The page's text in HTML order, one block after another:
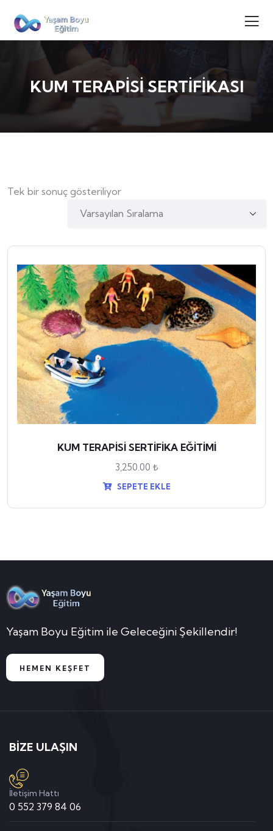
KUM TERAPİSİ SERTİFİKASI
Tek bir sonuç gösteriliyor
KUM TERAPİSİ SERTİFİKA EĞİTİMİ
3,250.00 ₺
SEPETE EKLE
Yaşam Boyu Eğitim ile Geleceğini Şekillendir!
HEMEN KEŞFET
BİZE ULAŞIN
İletişim Hattı
0 552 379 84 06